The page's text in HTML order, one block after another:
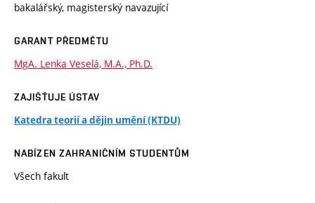
bakalářský, magisterský navazující
GARANT PŘEDMĚTU
MgA. Lenka Veselá, M.A., Ph.D.
ZAJIŠŤUJE ÚSTAV
Katedra teorií a dějin umění (KTDU)
NABÍZEN ZAHRANIČNÍM STUDENTŮM
Všech fakult